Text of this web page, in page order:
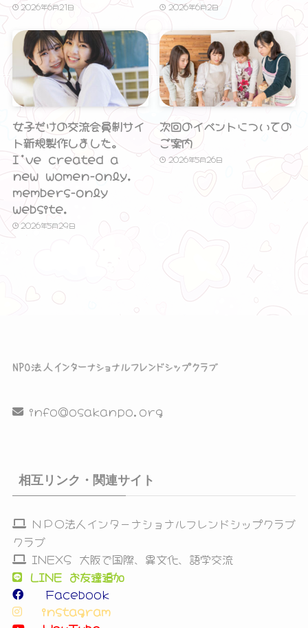
2026年6月21日 2026年6月2日
女子だけの交流会員制サイ
ト新規製作しました。
I’ve created a
new women-only,
members-only
website.
2026年5月29日
次回のイベントについての
ご案内
2026年5月26日
info@osakanpo.org
相互リンク・関連サイト
ＮＰＯ法人インターナショナルフレンドシップクラブ
クラブ
INEXS 大阪で国際、異文化、語学交流
LINE お友達追加
Facebook
instagram